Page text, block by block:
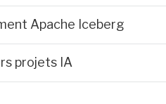
Apache Iceberg
projets IA